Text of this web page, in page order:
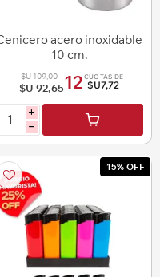
acero inoxidable
10 cm.
$U 109,00
$U 92,6512 CUOTAS DE
$U7,72
i
h
15% OFF